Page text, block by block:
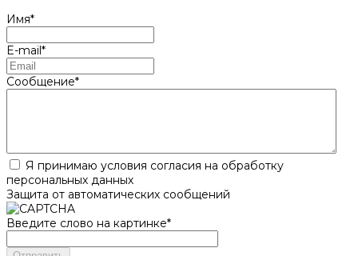
Имя*
E-mail*
Сообщение*
Я принимаю условия согласия на обработку
персональных данных
Защита от автоматических сообщений
Введите слово на картинке*